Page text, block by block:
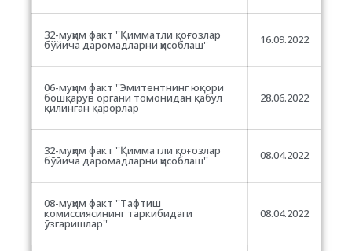
32-муҳим факт ''Қимматли қоғозлар
бўйича даромадларни ҳисоблаш'' 16.09.2022
06-муҳим факт ''Эмитентнинг юқори
бошқарув органи томонидан қабул
қилинган қарорлар
28.06.2022
32-муҳим факт ''Қимматли қоғозлар
бўйича даромадларни ҳисоблаш'' 08.04.2022
08-муҳим факт ''Тафтиш
комиссиясининг таркибидаги
ўзгаришлар''
08.04.2022